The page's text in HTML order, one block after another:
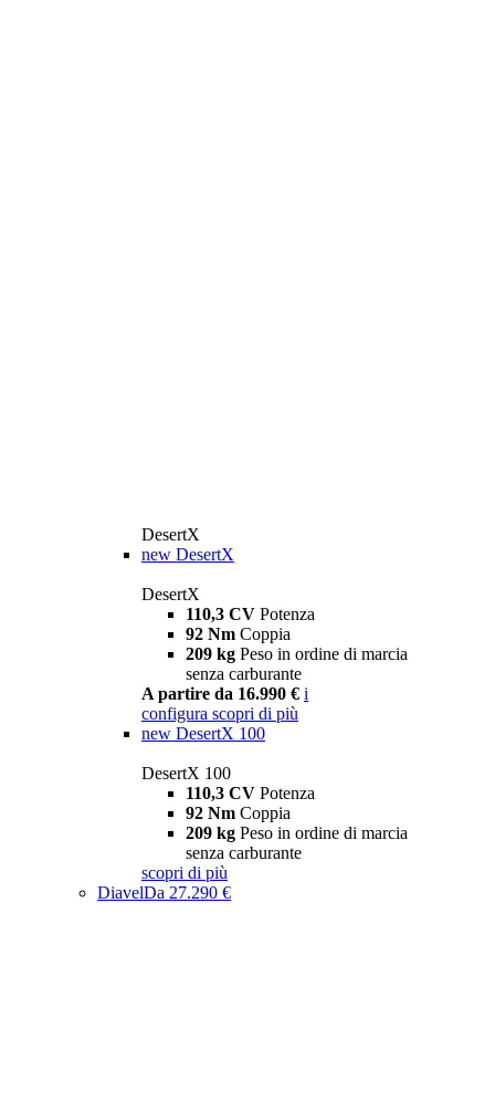
DesertX
new DesertX
DesertX
110,3 CV Potenza
92 Nm Coppia
209 kg Peso in ordine di marcia
senza carburante
A partire da 16.990 € i
configura scopri di più
new DesertX 100
DesertX 100
110,3 CV Potenza
92 Nm Coppia
209 kg Peso in ordine di marcia
senza carburante
scopri di più
DiavelDa 27.290 €